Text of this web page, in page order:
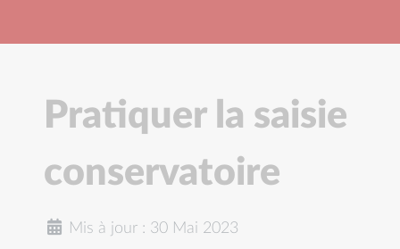
Pratiquer la saisie
conservatoire
Mis à jour : 30 Mai 2023